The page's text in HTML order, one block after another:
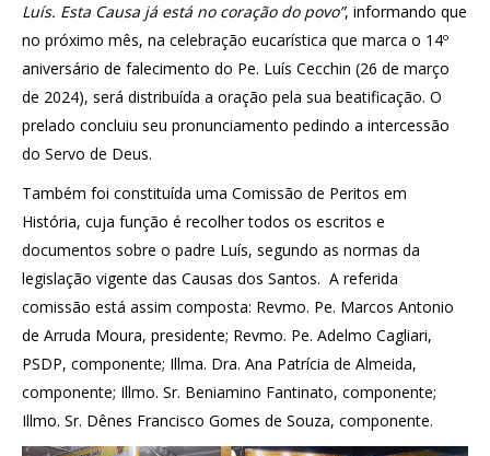
Luís. Esta Causa já está no coração do povo”, informando que
no próximo mês, na celebração eucarística que marca o 14º
aniversário de falecimento do Pe. Luís Cecchin (26 de março
de 2024), será distribuída a oração pela sua beatificação. O
prelado concluiu seu pronunciamento pedindo a intercessão
do Servo de Deus.
Também foi constituída uma Comissão de Peritos em
História, cuja função é recolher todos os escritos e
documentos sobre o padre Luís, segundo as normas da
legislação vigente das Causas dos Santos. A referida
comissão está assim composta: Revmo. Pe. Marcos Antonio
de Arruda Moura, presidente; Revmo. Pe. Adelmo Cagliari,
PSDP, componente; Illma. Dra. Ana Patrícia de Almeida,
componente; Illmo. Sr. Beniamino Fantinato, componente;
Illmo. Sr. Dênes Francisco Gomes de Souza, componente.